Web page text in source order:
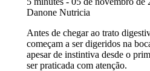
Danone Nutricia
Antes de chegar ao trato
começam a ser digeridos na
apesar de instintiva desde o
ser praticada com atenção.